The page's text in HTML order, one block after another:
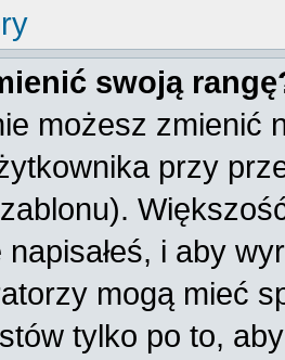
swoją
możesz zmienić
przy
napisałeś, i aby
mogą mieć
tylko po to,